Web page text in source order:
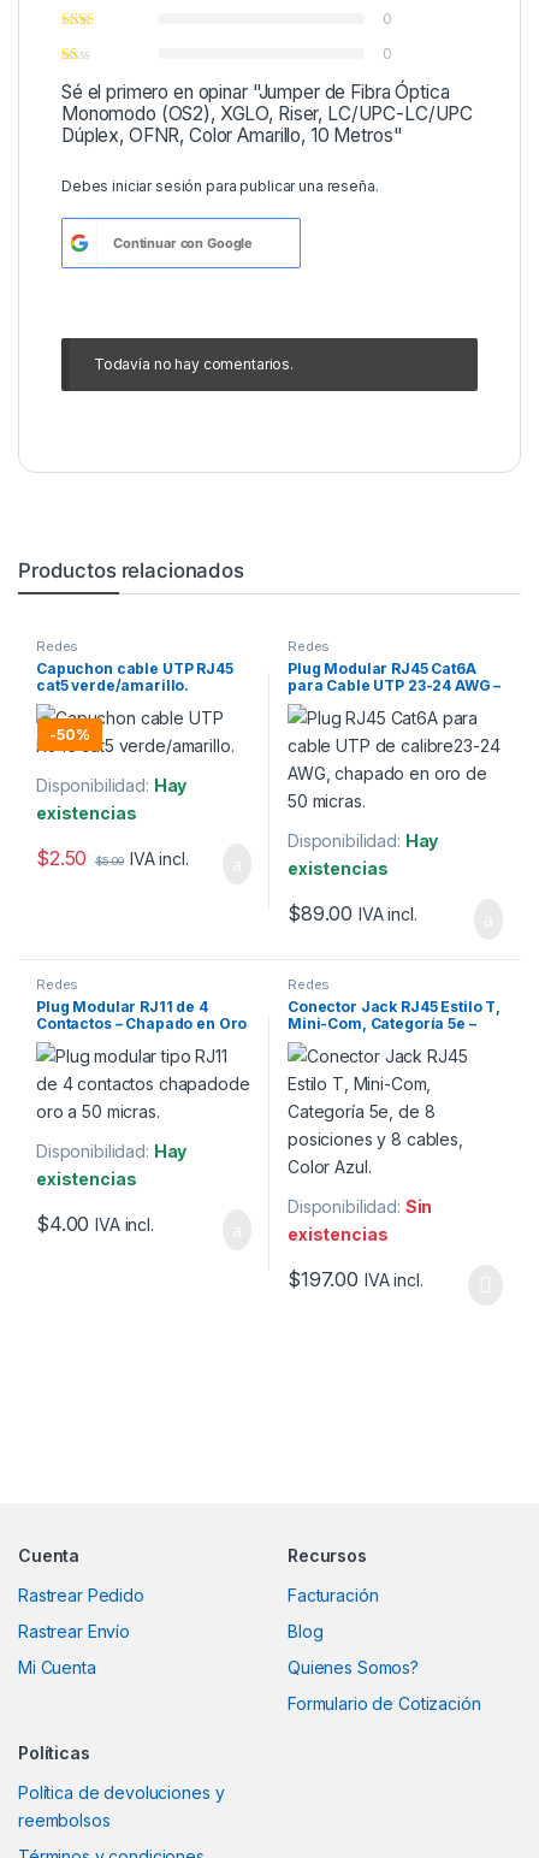
0
0
Sé el primero en opinar "Jumper de Fibra Óptica
Monomodo (OS2), XGLO, Riser, LC/UPC-LC/UPC
Dúplex, OFNR, Color Amarillo, 10 Metros"
Debesiniciar sesión para publicar una reseña.
Continuar conGoogle
Todavía no hay comentarios.
Productos relacionados
Redes
Capuchon cable UTP RJ45
cat5 verde/amarillo.
-50%
Disponibilidad: Hay
existencias
$2.50 $5.00 IVA incl.
Redes
Plug Modular RJ45 Cat6A
para Cable UTP 23-24 AWG –
Chapado en Oro 50 Micras
Disponibilidad: Hay
existencias
$89.00 IVA incl.
Redes
Plug Modular RJ11 de 4
Contactos – Chapado en Oro
50 Micras
Disponibilidad: Hay
existencias
$4.00 IVA incl.
Redes
Conector Jack RJ45 Estilo T,
Mini-Com, Categoría 5e –
Azul
Disponibilidad: Sin
existencias
$197.00 IVA incl.
Cuenta
Rastrear Pedido
Rastrear Envío
Mi Cuenta
Recursos
Facturación
Blog
Quienes Somos?
Formulario de Cotización
Políticas
Política de devoluciones y
reembolsos